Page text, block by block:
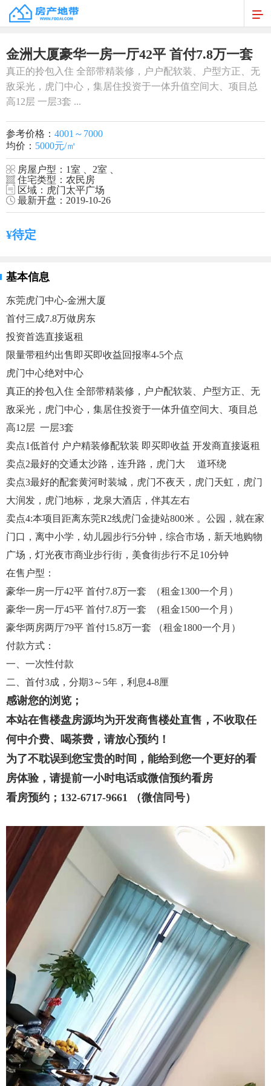
金洲大厦豪华一房一厅42平 首付7.8万一套
真正的拎包入住 全部带精装修，户户配软装、户型方正、无
敌采光，虎门中心，集居住投资于一体升值空间大、项目总
高12层 一层3套 ...
参考价格： 4001～7000
均价： 5000元/㎡
房屋户型：1室 、2室 、
住宅类型：农民房
区域：虎门太平广场
最新开盘：2019-10-26
¥待定
基本信息
东莞虎门中心-金洲大厦
首付三成7.8万做房东
投资首选直接返租
限量带租约出售即买即收益回报率4-5个点
虎门中心绝对中心
真正的拎包入住 全部带精装修，户户配软装、户型方正、无
敌采光，虎门中心，集居住投资于一体升值空间大、项目总
高12层 一层3套
卖点1低首付 户户精装修配软装 即买即收益 开发商直接返租
卖点2最好的交通太沙路，连升路，虎门大 道环绕
卖点3最好的配套黄河时装城，虎门不夜天，虎门天虹，虎门
大润发，虎门地标，龙泉大酒店，伴其左右
卖点4:本项目距离东莞R2线虎门金捷站800米 。公园，就在家
门口，离中小学，幼儿园步行5分钟，综合市场，新天地购物
广场，灯光夜市商业步行街，美食街步行不足10分钟
在售户型：
豪华一房一厅42平 首付7.8万一套 （租金1300一个月）
豪华一房一厅45平 首付7.8万一套 （租金1500一个月）
豪华两房两厅79平 首付15.8万一套 （租金1800一个月）
付款方式：
一、一次性付款
二、首付3成，分期3～5年，利息4-8厘
感谢您的浏览；
本站在售楼盘房源均为开发商售楼处直售，不收取任
何中介费、喝茶费，请放心预约！
为了不耽误到您宝贵的时间，能给到您一个更好的看
房体验，请提前一小时电话或微信预约看房
看房预约；132-6717-9661 （微信同号）